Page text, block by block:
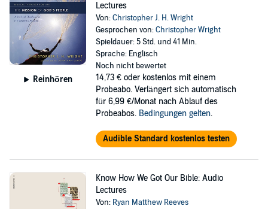
Reinhören
Lectures
Von:Christopher J. H. Wright
Gesprochen von:Christopher Wright
Spieldauer: 5 Std. und 41 Min.
Sprache: Englisch
Noch nicht bewertet
14,73 € oder kostenlos mit einem
Probeabo. Verlängert sich automatisch
für 6,99 €/Monat nach Ablauf des
Probeabos. Bedingungen gelten.
Audible Standard kostenlos testen
Know How We Got Our Bible: Audio
Lectures
Von: Ryan Matthew Reeves